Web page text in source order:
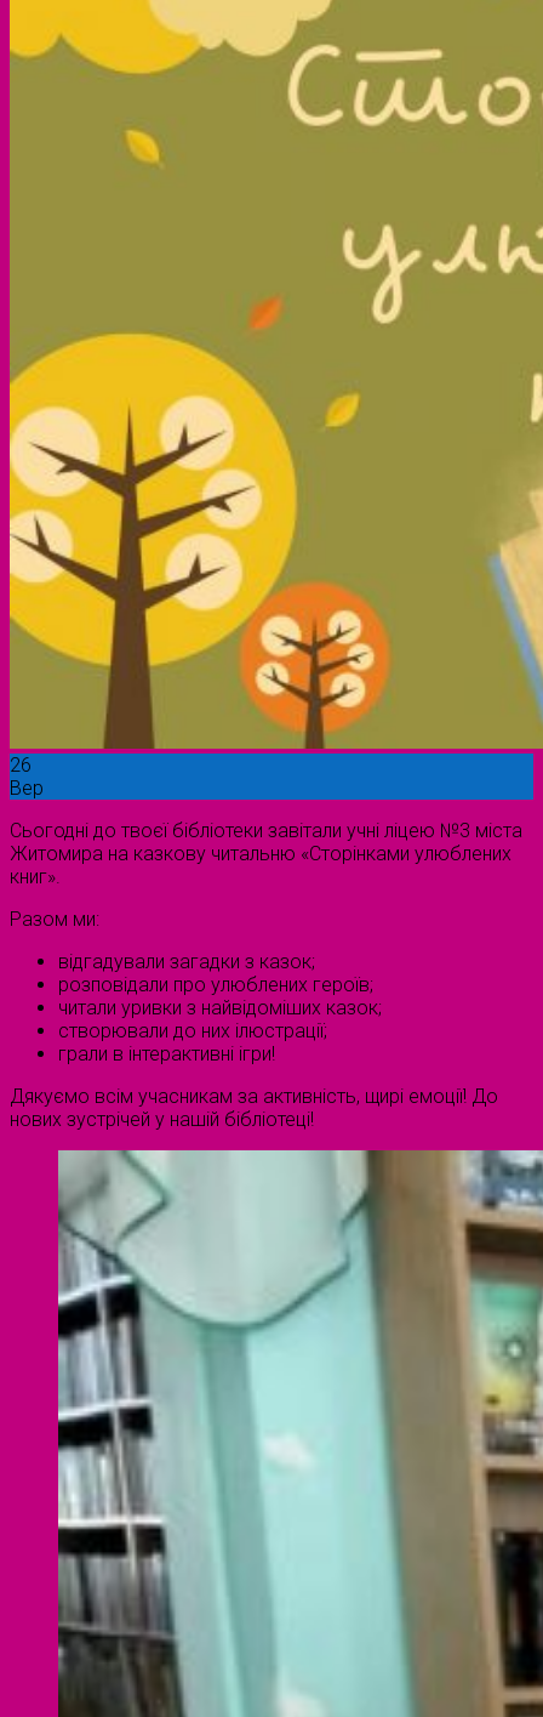
26
Вер
Сьогодні до твоєї бібліотеки завітали учні ліцею №3 міста
Житомира на казкову читальню «Сторінками улюблених
книг».
Разом ми:
відгадували загадки з казок;
розповідали про улюблених героїв;
читали уривки з найвідоміших казок;
створювали до них ілюстрації;
грали в інтерактивні ігри!
Дякуємо всім учасникам за активність, щирі емоції! До
нових зустрічей у нашій бібліотеці!